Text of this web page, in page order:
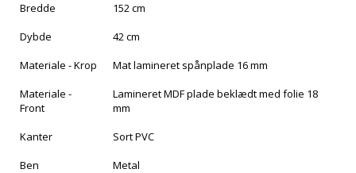
Bredde
152 cm
Dybde
42 cm
Materiale - Krop
Mat lamineret spånplade 16 mm
Materiale -
Front
Lamineret MDF plade beklædt med folie 18
mm
Kanter
Sort PVC
Ben
Metal